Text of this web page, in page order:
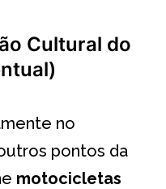
Cultural do
no
pontos da
motocicletas